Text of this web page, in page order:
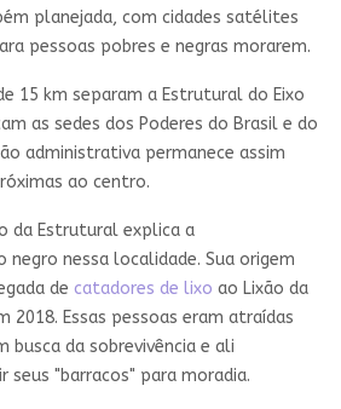
planejada, com cidades satélites
pessoas pobres e negras morarem.
15 km separam a Estrutural do Eixo
as sedes dos Poderes do Brasil e do
administrativa permanece assim
ao centro.
da Estrutural explica a
nessa localidade. Sua origem
de catadores de lixo ao Lixão da
2018. Essas pessoas eram atraídas
busca da sobrevivência e ali
seus "barracos" para moradia.